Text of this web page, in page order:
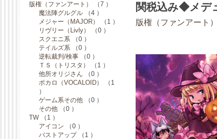
版権（ファンアート）
（7 ）
魔法陣グルグル （4 ）
メジャー（MAJOR）
（1 ）
リヴリー（Livly）
（0 ）
スクエニ系 （0 ）
テイルズ系 （0 ）
逆転裁判/検事 （0 ）
ＴＳ（トリスタ）
（1 ）
他所オリジさん （0 ）
ボカロ（VOCALOID）
（1
）
ゲーム系その他 （0 ）
その他 （0 ）
TW （1 ）
アイコン （0 ）
バストアップ（1 ）
関税込み◆メデ
版権（ファンアート